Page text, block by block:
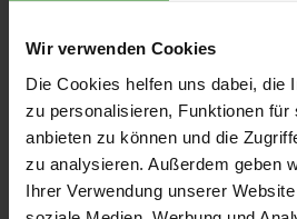
Wir verwenden Cookies
Die Cookies helfen uns dabei, die
zu personalisieren, Funktionen für
anbieten zu können und die
zu analysieren. Außerdem geben
Ihrer Verwendung unserer